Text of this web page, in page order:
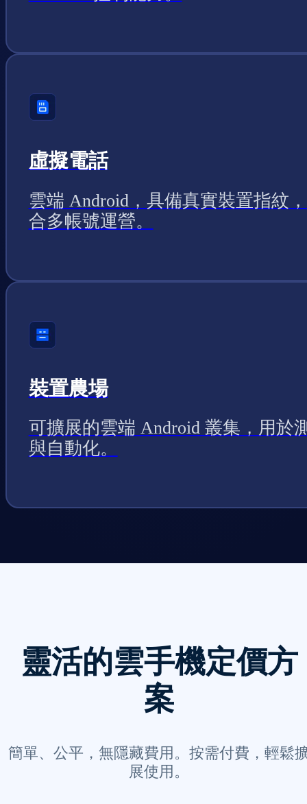
虛擬電話
雲端 Android，具備真實裝置指紋
合多帳號運營。
裝置農場
可擴展的雲端 Android 叢集，用於
與自動化。
靈活的雲手機定價方
案
簡單、公平，無隱藏費用。按需付費，輕鬆
展使用。